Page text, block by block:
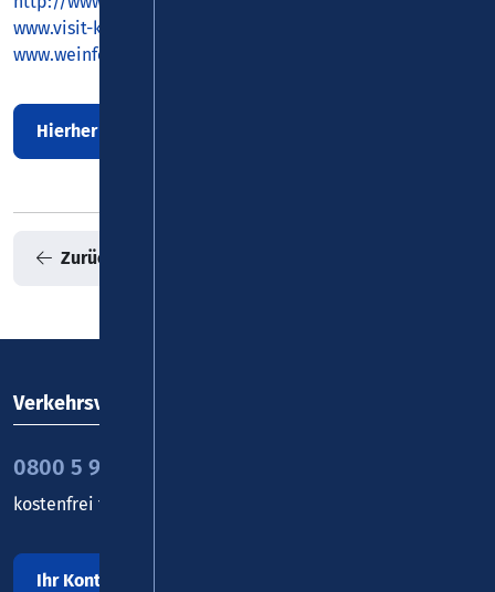
www.visit-koblenz.de
www.weinfestival-koblenz.de
Hierher mit Bus/Bahn
Zurück zur Übersicht
Verkehrsverbund Rhein-Mosel GmbH
0800 5 986 986
kostenfrei täglich 8 - 20 Uhr
Ihr Kontakt zu uns